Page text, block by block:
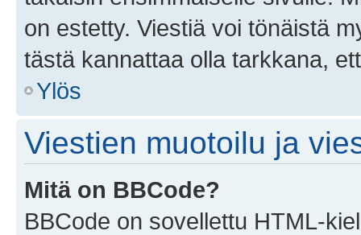
on estetty. Viestiä voi tönäistä
tästä kannattaa olla tarkkana,
Ylös
Viestien muotoilu ja
Mitä on BBCode?
BBCode on sovellettu HTML-